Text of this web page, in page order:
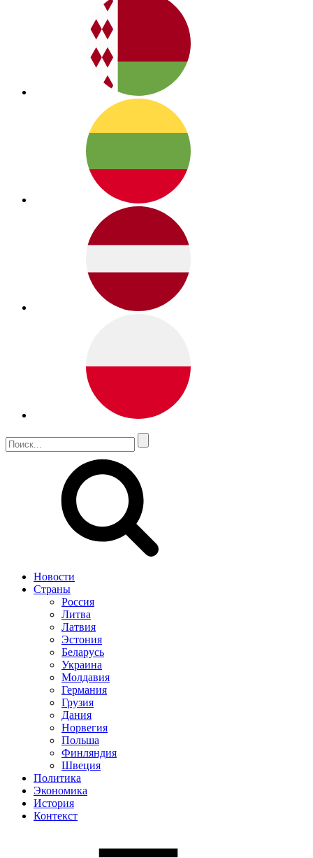
Новости
Страны
Россия
Литва
Латвия
Эстония
Беларусь
Украина
Молдавия
Германия
Грузия
Дания
Норвегия
Польша
Финляндия
Швеция
Политика
Экономика
История
Контекст